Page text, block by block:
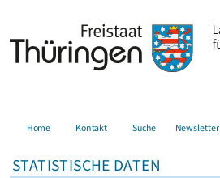
Home Kontakt Suche Newsletter
STATISTISCHE DATEN